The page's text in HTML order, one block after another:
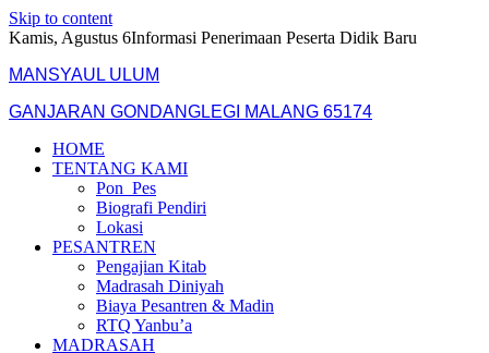
Skip to content
Kamis, Agustus 6Informasi Penerimaan Peserta Didik Baru
MANSYAUL ULUM
GANJARAN GONDANGLEGI MALANG 65174
HOME
TENTANG KAMI
Pon_Pes
Biografi Pendiri
Lokasi
PESANTREN
Pengajian Kitab
Madrasah Diniyah
Biaya Pesantren & Madin
RTQ Yanbu’a
MADRASAH